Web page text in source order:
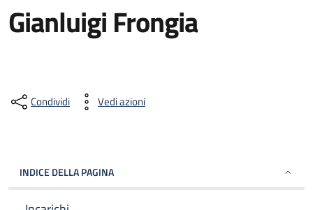
Gianluigi Frongia
Condividi Vedi azioni
INDICE DELLA PAGINA